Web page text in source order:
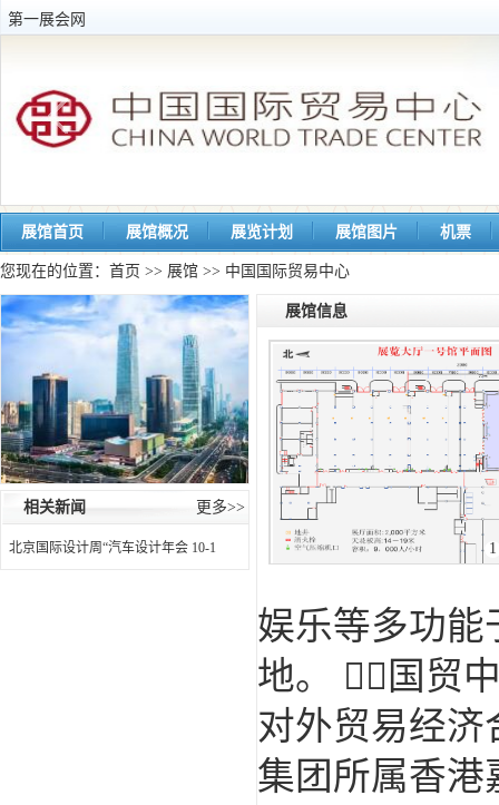
第一展会网
展馆首页 展馆概况 展览计划 展馆图片 机票
您现在的位置： 首页 >> 展馆 >> 中国国际贸易中心
更多>>
相关新闻
北京国际设计周“汽车设计年会 10-1
展馆信息
1
娱乐等多功能
地。 国贸
对外贸易经
集团所属香港